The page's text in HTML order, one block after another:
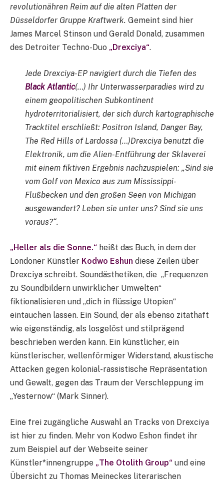
revolutionähren Reim auf die alten Platten der
Düsseldorfer Gruppe Kraftwerk. Gemeint sind hier
James Marcel Stinson und Gerald Donald, zusammen
des Detroiter Techno-Duo „Drexciya“.
Jede Drexciya-EP navigiert durch die Tiefen des
Black Atlantic(…) Ihr Unterwasserparadies wird zu
einem geopolitischen Subkontinent
hydroterritorialisiert, der sich durch kartographische
Tracktitel erschließt: Positron Island, Danger Bay,
The Red Hills of Lardossa (…)Drexciya benutzt die
Elektronik, um die Alien-Entführung der Sklaverei
mit einem fiktiven Ergebnis nachzuspielen: „Sind sie
vom Golf von Mexico aus zum Mississippi-
Flußbecken und den großen Seen von Michigan
ausgewandert? Leben sie unter uns? Sind sie uns
voraus?“.
„Heller als die Sonne.“ heißt das Buch, in dem der
Londoner Künstler Kodwo Eshun diese Zeilen über
Drexciya schreibt. Soundästhetiken, die „Frequenzen
zu Soundbildern unwirklicher Umwelten“
fiktionalisieren und „dich in flüssige Utopien“
eintauchen lassen. Ein Sound, der als ebenso zitathaft
wie eigenständig, als losgelöst und stilprägend
beschrieben werden kann. Ein künstlicher, ein
künstlerischer, wellenförmiger Widerstand, akustische
Attacken gegen kolonial-rassistische Repräsentation
und Gewalt, gegen das Traum der Verschleppung im
„Yesternow“ (Mark Sinner).
Eine frei zugängliche Auswahl an Tracks von Drexciya
ist hier zu finden. Mehr von Kodwo Eshon findet ihr
zum Beispiel auf der Webseite seiner
Künstler*innengruppe „The Otolith Group“ und eine
Übersicht zu Thomas Meineckes literarischen